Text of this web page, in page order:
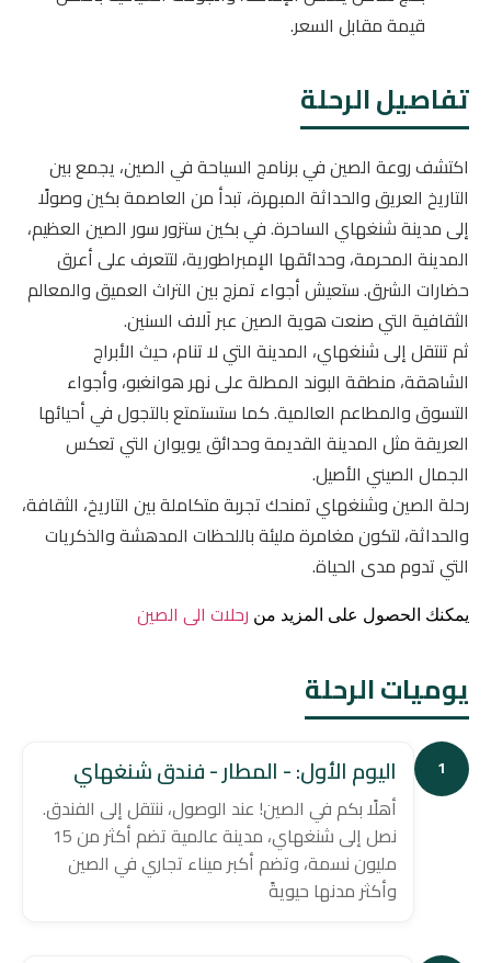
قيمة مقابل السعر.
تفاصيل الرحلة
اكتشف روعة الصين في برنامج السياحة في الصين، يجمع بين
التاريخ العريق والحداثة المبهرة، تبدأ من العاصمة بكين وصولًا
إلى مدينة شنغهاي الساحرة. في بكين ستزور سور الصين العظيم،
المدينة المحرمة، وحدائقها الإمبراطورية، لتتعرف على أعرق
حضارات الشرق. ستعيش أجواء تمزج بين التراث العميق والمعالم
الثقافية التي صنعت هوية الصين عبر آلاف السنين.
ثم تنتقل إلى شنغهاي، المدينة التي لا تنام، حيث الأبراج
الشاهقة، منطقة البوند المطلة على نهر هوانغبو، وأجواء
التسوق والمطاعم العالمية. كما ستستمتع بالتجول في أحيائها
العريقة مثل المدينة القديمة وحدائق يويوان التي تعكس
الجمال الصيني الأصيل.
رحلة الصين وشنغهاي تمنحك تجربة متكاملة بين التاريخ، الثقافة،
والحداثة، لتكون مغامرة مليئة باللحظات المدهشة والذكريات
التي تدوم مدى الحياة.
يمكنك الحصول على المزيد من رحلات الى الصين
يوميات الرحلة
1 اليوم الأول: - المطار - فندق شنغهاي
أهلًا بكم في الصين! عند الوصول، ننتقل إلى الفندق.
نصل إلى شنغهاي، مدينة عالمية تضم أكثر من 15
مليون نسمة، وتضم أكبر ميناء تجاري في الصين
وأكثر مدنها حيويةً